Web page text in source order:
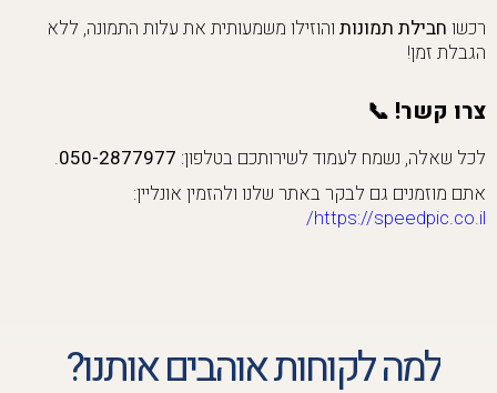
רכשו חבילת תמונות והוזילו משמעותית את עלות התמונה, ללא
הגבלת זמן!
צרו קשר! 📞
לכל שאלה, נשמח לעמוד לשירותכם בטלפון: 050-2877977
.
אתם מוזמנים גם לבקר באתר שלנו ולהזמין אונליין:
https://speedpic.co.il/
למה לקוחות אוהבים אותנו?